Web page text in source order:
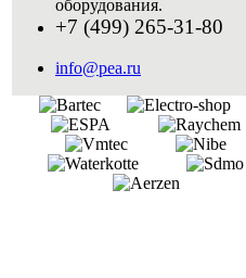
оборудования.
+7 (499) 265-31-80
info@pea.ru